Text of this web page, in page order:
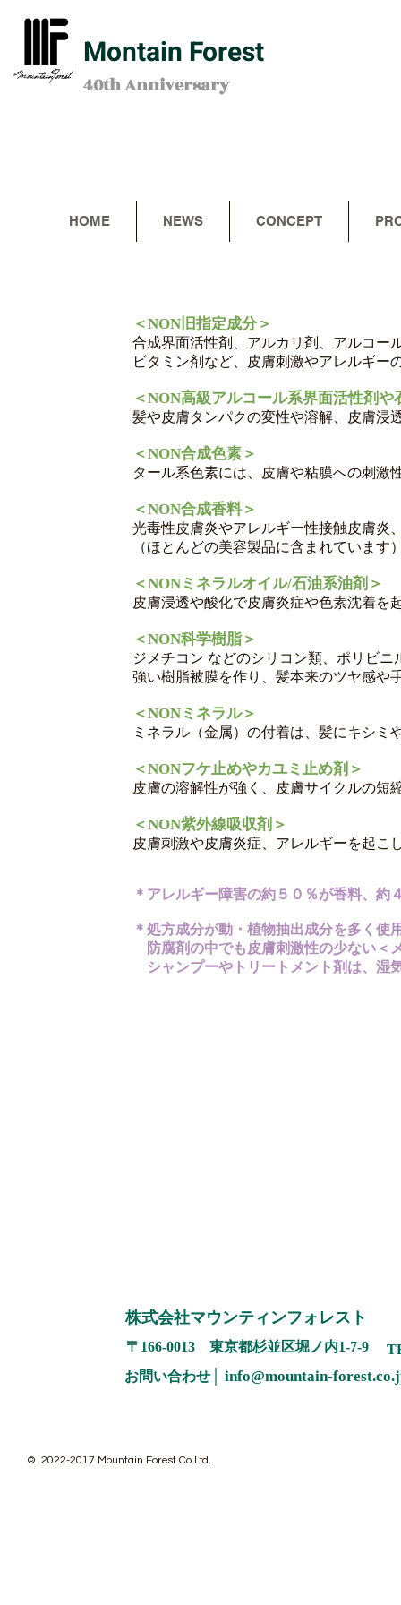
Montain Forest
40th Anniversary
HOME NEWS CONCEPT
＜NON旧指定成分＞
合成界面活性剤、 アルカリ剤、アルコー
ビタミン剤など、皮膚刺激やアレルギー
＜NON高級アルコール系界面活性剤
髪や皮膚タンパクの変性や溶解、皮膚浸
＜NON合成色素＞
タール系色素には、皮膚や粘膜への刺激
＜NON合成香料＞
光毒性皮膚炎やアレルギー性接触皮膚炎
（ほとんどの美容製品に含まれています
＜NONミネラルオイル/石油系油剤＞
皮膚浸透や酸化で皮膚炎症や色素沈着を
＜NON科学樹脂＞
ジメチコン などのシリコン類、ポリビ
強い樹脂被膜を作り、髪本来のツヤ感や
＜NONミネラル＞
ミネラル（金属）の付着は、髪にキシミ
＜NONフケ止めやカユミ止め剤＞
皮膚の溶解性が強く、皮膚サイクルの短
＜NON紫外線吸収剤＞
皮膚刺激や皮膚炎症、アレルギーを起こ
＊アレルギー障害の約５０％が香料、
＊処方成分が動・植物抽出成分を多く使
防腐剤の中でも皮膚刺激性の少ない＜
シャンプーやトリートメント剤は、湿
​株式会社マウンティンフォレスト
​〒166-0013 東京都杉並区堀ノ内1-7-9
お問い合わせ
info@mountain-f
© 2022-2017 Mountain Forest Co.Ltd.